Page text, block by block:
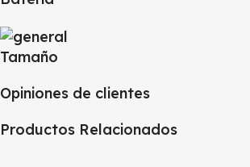
Tamaño
Opiniones de clientes
Productos Relacionados